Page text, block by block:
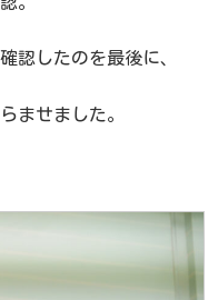
認したのを最後に、
ませました。